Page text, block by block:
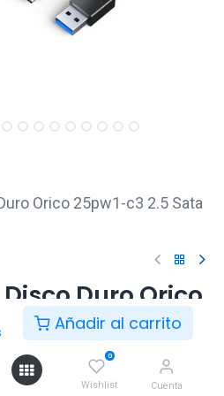
Añadir al carrito
0
Wishlist Cuenta
Orico 25pw1-c3 2.5 Sata
Duro Orico
Sata Usb 3.0